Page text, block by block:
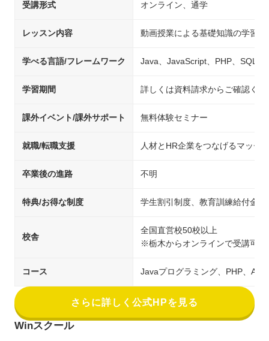
受講形式 オンライン、通学
レッスン内容 動画授業による基礎知識の学習、
学べる言語/フレームワーク Java、JavaScript、PHP、SQL
学習期間 詳しくは資料請求からご確認くだ
課外イベント/課外サポート 無料体験セミナー
就職/転職支援 人材とHR企業をつなげるマッチ
卒業後の進路 不明
特典/お得な制度 学生割引制度、教育訓練給付金制
校舎
全国直営校50校以上
※栃木からオンラインで受講可能
コース Javaプログラミング、PHP、
さらに詳しく公式HPを見る
Winスクール